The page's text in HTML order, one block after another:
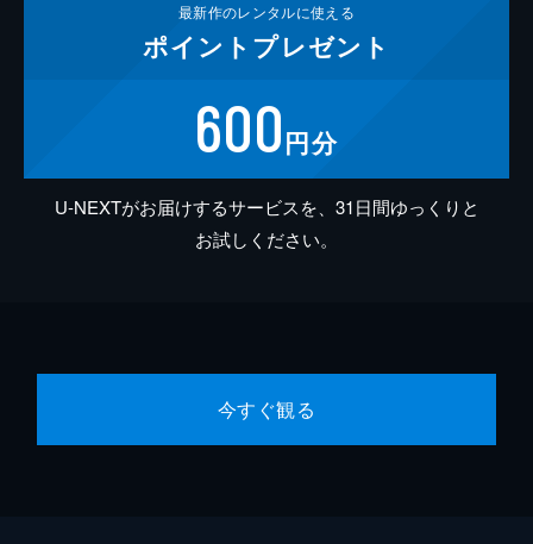
最新作のレンタルに使える
ポイント プレゼント
600円分
U-NEXTがお届けするサービスを、31日間ゆっくりと
お試しください。
今すぐ観る